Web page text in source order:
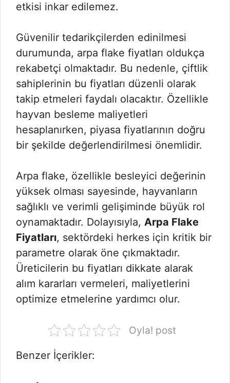
etkisi inkar edilemez.
Güvenilir tedarikçilerden edinilmesi
durumunda, arpa flake fiyatları oldukça
rekabetçi olmaktadır. Bu nedenle, çiftlik
sahiplerinin bu fiyatları düzenli olarak
takip etmeleri faydalı olacaktır. Özellikle
hayvan besleme maliyetleri
hesaplanırken, piyasa fiyatlarının doğru
bir şekilde değerlendirilmesi önemlidir.
Arpa flake, özellikle besleyici değerinin
yüksek olması sayesinde, hayvanların
sağlıklı ve verimli gelişiminde büyük rol
oynamaktadır. Dolayısıyla, Arpa Flake
Fiyatları, sektördeki herkes için kritik bir
parametre olarak öne çıkmaktadır.
Üreticilerin bu fiyatları dikkate alarak
alım kararları vermeleri, maliyetlerini
optimize etmelerine yardımcı olur.
Oyla! post
Benzer İçerikler: